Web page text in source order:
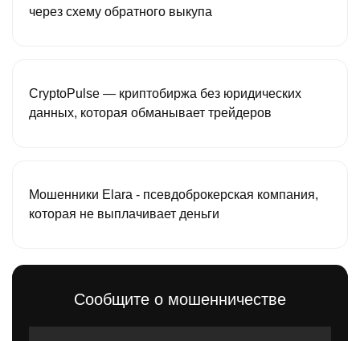
через схему обратного выкупа
CryptoPulse — криптобиржа без юридических
данных, которая обманывает трейдеров
Мошенники Elara - псевдоброкерская компания,
которая не выплачивает деньги
Сообщите о мошенничестве